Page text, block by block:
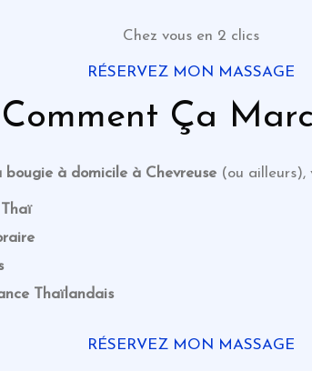
Chez vous en 2 clics
RÉSERVEZ MON MASSAGE
Comment Ça
bougie à domicile à Chevreuse (ou ailleurs),
Thaïlandais
RÉSERVEZ MON MASSAGE